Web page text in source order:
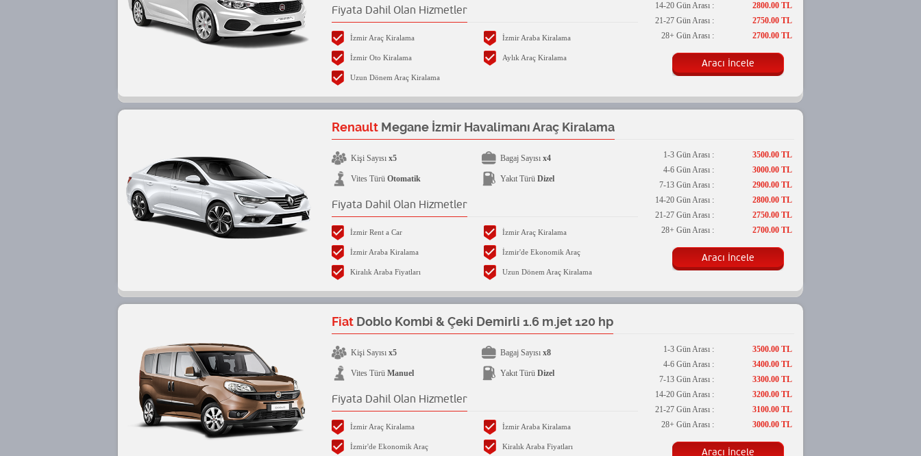
Fiyata Dahil Olan Hizmetler
İzmir Araç Kiralama İzmir Araba Kiralama
İzmir Oto Kiralama Aylık Araç Kiralama
Uzun Dönem Araç Kiralama
14-20 Gün Arası :
21-27 Gün Arası :
28+ Gün Arası :
2800.00 TL
2750.00 TL
2700.00 TL
Aracı İncele
Renault Megane İzmir Havalimanı Araç Kiralama
Kişi Sayısı x5 Bagaj Sayısı x4
Vites Türü Otomatik Yakıt Türü Dizel
Fiyata Dahil Olan Hizmetler
İzmir Rent a Car İzmir Araç Kiralama
İzmir Araba Kiralama İzmir'de Ekonomik Araç
Kiralık Araba Fiyatları Uzun Dönem Araç Kiralama
1-3 Gün Arası :
4-6 Gün Arası :
7-13 Gün Arası :
14-20 Gün Arası :
21-27 Gün Arası :
28+ Gün Arası :
3500.00 TL
3000.00 TL
2900.00 TL
2800.00 TL
2750.00 TL
2700.00 TL
Aracı İncele
Fiat Doblo Kombi & Çeki Demirli 1.6 m.jet 120 hp
Kişi Sayısı x5 Bagaj Sayısı x8
Vites Türü Manuel Yakıt Türü Dizel
Fiyata Dahil Olan Hizmetler
İzmir Araç Kiralama İzmir Araba Kiralama
İzmir'de Ekonomik Araç Kiralık Araba Fiyatları
1-3 Gün Arası :
4-6 Gün Arası :
7-13 Gün Arası :
14-20 Gün Arası :
21-27 Gün Arası :
28+ Gün Arası :
3500.00 TL
3400.00 TL
3300.00 TL
3200.00 TL
3100.00 TL
3000.00 TL
Aracı İncele